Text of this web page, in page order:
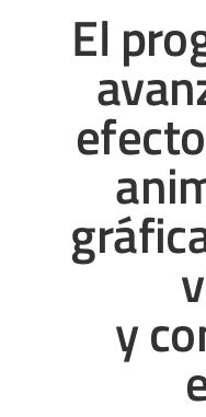
El
y